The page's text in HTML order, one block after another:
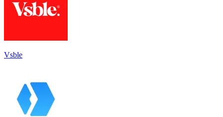
Vsble